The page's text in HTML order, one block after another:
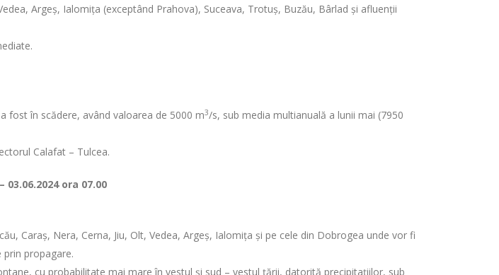
Argeș, Ialomița (exceptând Prahova), Suceava, Trotuș, Buzău, Bârlad și afluenții
fost în scădere, având valoarea de 5000 m3/s, sub media multianuală a lunii mai (7950
Calafat – Tulcea.
03.06.2024 ora 07.00
Caraș, Nera, Cerna, Jiu, Olt, Vedea, Argeș, Ialomița și pe cele din Dobrogea unde vor fi
propagare.
cu probabilitate mai mare în vestul și sud – vestul țării, datorită precipitațiilor, sub